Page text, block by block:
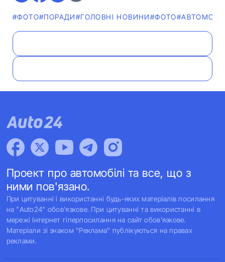
#ФОТО#ПОРАДИ#ГОЛОВНІ НОВИНИ#ФОТО
Проект про автомобілі та все, що з
ними пов'язано.
При цитуванні і використанні будь-яких матеріалів посилання
на "Auto24" обов'язкове. При цитуванні та використанні в
мережі Інтернет гіперпосилання на сайт обов'язкове.
Матеріали зі знаком "Реклама" публікуються на правах
реклами.